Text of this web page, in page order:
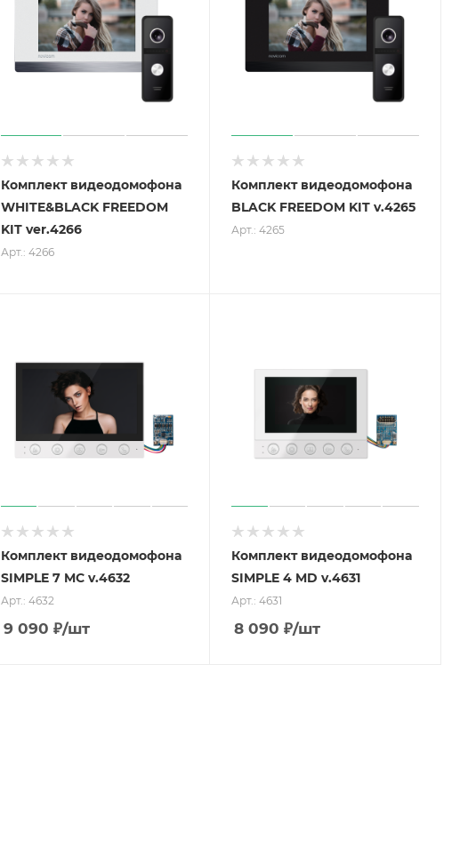
Комплект видеодомофона
WHITE&BLACK FREEDOM
KIT ver.4266
Арт.: 4266
Комплект видеодомофона
BLACK FREEDOM KIT v.4265
Арт.: 4265
Комплект видеодомофона
SIMPLE 7 MC v.4632
Арт.: 4632
9 090 ₽/шт
Комплект видеодомофона
SIMPLE 4 MD v.4631
Арт.: 4631
8 090 ₽/шт